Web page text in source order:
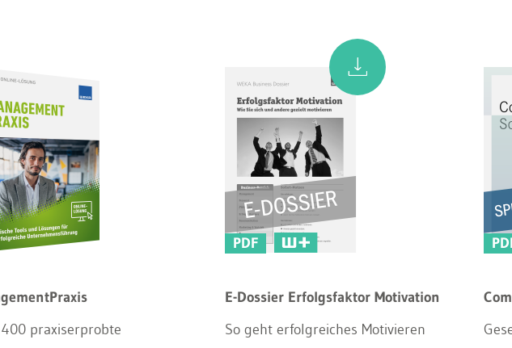
praxiserprobte
PDF
E-Dossier Erfolgsfaktor Motivation
So geht erfolgreiches Motivieren